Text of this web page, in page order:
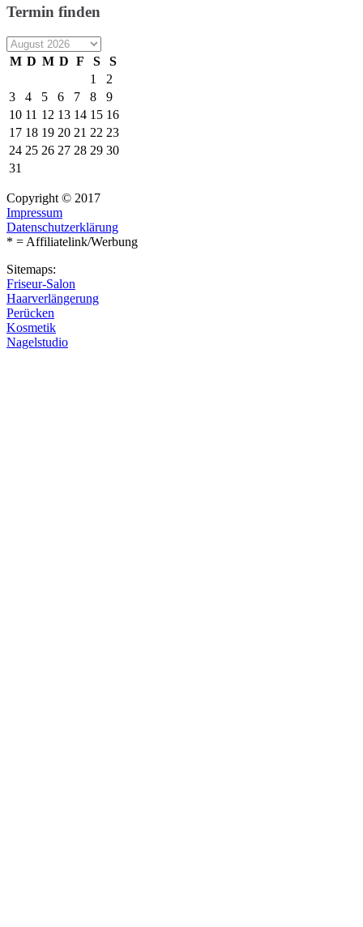
Termin finden
M D M D F S
S
1
2
3
4 5 6 7 8
9
10 11 12 13 14 15 16
17 18 19 20 21 22 23
24 25 26 27 28 29 30
31
Copyright © 2017
Impressum
Datenschutzerklärung
* = Affiliatelink/Werbung
Sitemaps:
Friseur-Salon
Haarverlängerung
Perücken
Kosmetik
Nagelstudio